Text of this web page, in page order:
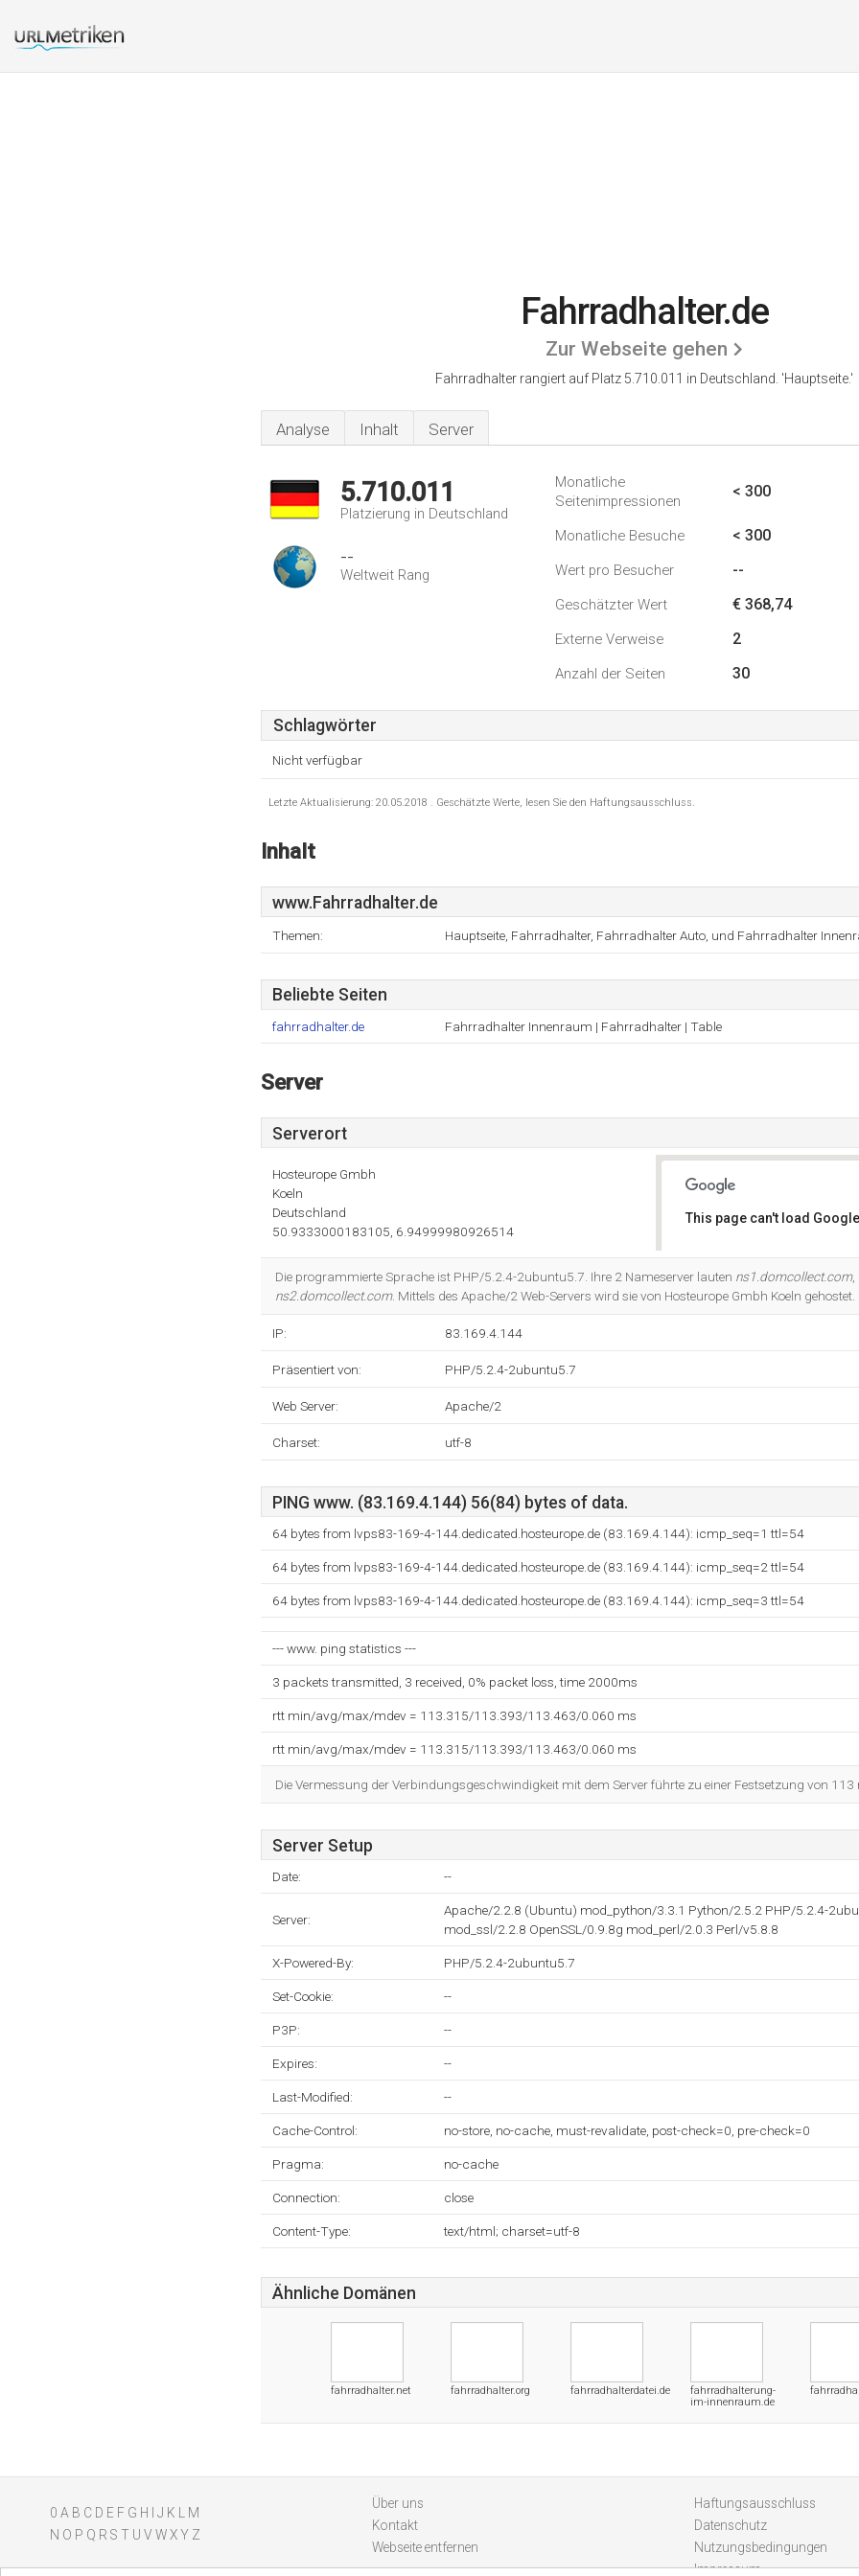
Fahrradhalter.de
Zur Webseite gehen
Fahrradhalter rangiert auf Platz 5.710.011 in Deutschland. 'Hauptseite.'
Analyse Inhalt Server
5.710.011
Platzierung in Deutschland
--
Weltweit Rang
Monatliche
Seitenimpressionen
< 300
Monatliche Besuche < 300
Wert pro Besucher --
Geschätzter Wert € 368,74
Externe Verweise 2
Anzahl der Seiten 30
Schlagwörter
Nicht verfügbar
Letzte Aktualisierung: 20.05.2018 . Geschätzte Werte, lesen Sie den Haftungsausschluss.
Inhalt
www.Fahrradhalter.de
Themen: Hauptseite, Fahrradhalter, Fahrradhalter Auto, und Fahrradhalter
Beliebte Seiten
fahrradhalter.de Fahrradhalter Innenraum | Fahrradhalter | Table
Server
Serverort
Hosteurope Gmbh
Koeln
Deutschland
50.9333000183105, 6.94999980926514
This page can't load
Die programmierte Sprache ist PHP/5.2.4-2ubuntu5.7. Ihre 2 Nameserver lauten ns1.domcollect.com,
ns2.domcollect.com. Mittels des Apache/2 Web-Servers wird sie von Hosteurope Gmbh Koeln gehostet.
IP: 83.169.4.144
Präsentiert von: PHP/5.2.4-2ubuntu5.7
Web Server: Apache/2
Charset: utf-8
PING www. (83.169.4.144) 56(84) bytes of data.
64 bytes from lvps83-169-4-144.dedicated.hosteurope.de (83.169.4.144): icmp_seq=1 ttl=54
64 bytes from lvps83-169-4-144.dedicated.hosteurope.de (83.169.4.144): icmp_seq=2 ttl=54
64 bytes from lvps83-169-4-144.dedicated.hosteurope.de (83.169.4.144): icmp_seq=3 ttl=54
--- www. ping statistics ---
3 packets transmitted, 3 received, 0% packet loss, time 2000ms
rtt min/avg/max/mdev = 113.315/113.393/113.463/0.060 ms
rtt min/avg/max/mdev = 113.315/113.393/113.463/0.060 ms
Die Vermessung der Verbindungsgeschwindigkeit mit dem Server führte zu einer Festsetzung von 113
Server Setup
Date: --
Server:
Apache/2.2.8 (Ubuntu) mod_python/3.3.1 Python/2.5.2 PHP/5.2.4-
mod_ssl/2.2.8 OpenSSL/0.9.8g mod_perl/2.0.3 Perl/v5.8.8
X-Powered-By: PHP/5.2.4-2ubuntu5.7
Set-Cookie: --
P3P: --
Expires: --
Last-Modified: --
Cache-Control: no-store, no-cache, must-revalidate, post-check=0, pre-check=0
Pragma: no-cache
Connection: close
Content-Type: text/html; charset=utf-8
Ähnliche Domänen
fahrradhalter.net fahrradhalter.org fahrradhalterdatei.de
fahrradhalterung-
im-innenraum.de
0 A B C D E F G H J K
M
N O P Q R S T U V WXY Z
Über uns
Kontakt
Webseite entfernen
Haftungsausschluss
Datenschutz
Nutzungsbedingungen
Impressum